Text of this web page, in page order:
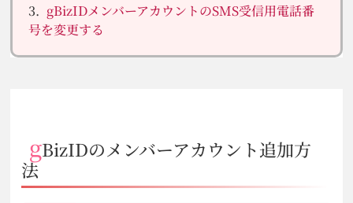
gBizIDメンバーアカウントのSMS受信用電話番
号を変更する
gBizIDのメンバーアカウント追加方
法